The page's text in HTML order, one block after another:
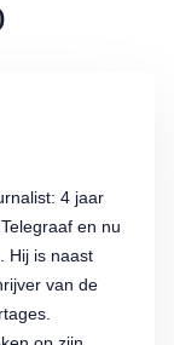
4 jaar
en nu
Hij is naast
van de